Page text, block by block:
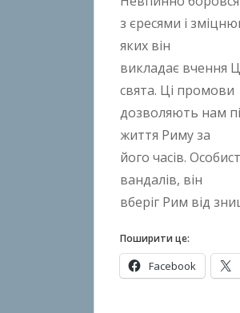
з єресями і
яких він
викладає вчення
свята. Ці промови
дозволяють нам
життя Риму за
його часів.
вандалів, він
вберіг Рим від
Поширити це:
Facebook